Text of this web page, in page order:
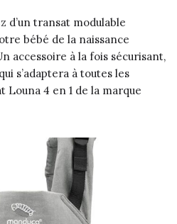
d’un transat modulable
bébé de la naissance
accessoire à la fois sécurisant,
s’adaptera à toutes les
Louna 4 en 1 de la marque